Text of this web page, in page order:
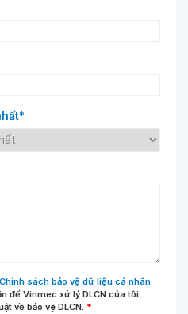
Chính sách bảo vệ dữ liệu cá nhân
để Vinmec xử lý DLCN của tôi
về bảo vệ DLCN. *